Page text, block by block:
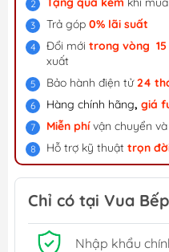
Trả góp 0% lãi suất
Đổi mới trong vòng 15
xuất
Bảo hành điện tử24
Hàng chính hãng, giá f
Miễn phívận chuyển
Hỗ trợ kỹ thuật trọn
Chỉ có tại Vua
Nhập khẩu